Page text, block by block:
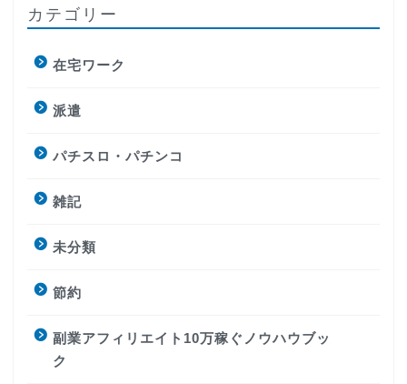
カテゴリー
在宅ワーク
派遣
パチスロ・パチンコ
雑記
未分類
節約
副業アフィリエイト10万稼ぐノウハウブッ
ク